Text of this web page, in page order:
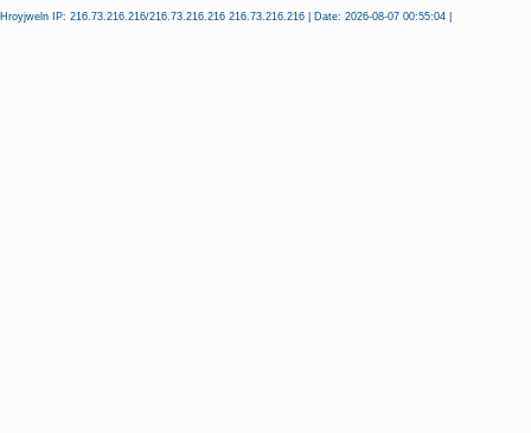
Hroyjweln IP: 216.73.216.216/216.73.216.216 216.73.216.216 | Date: 2026-08-07 00:55:04 |